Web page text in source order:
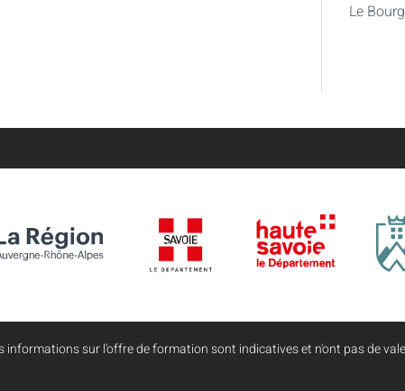
Le
informations sur l'offre de formation sont indicatives et n'ont pas de